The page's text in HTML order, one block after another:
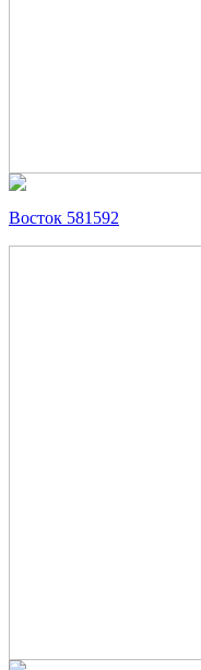
Восток 581592